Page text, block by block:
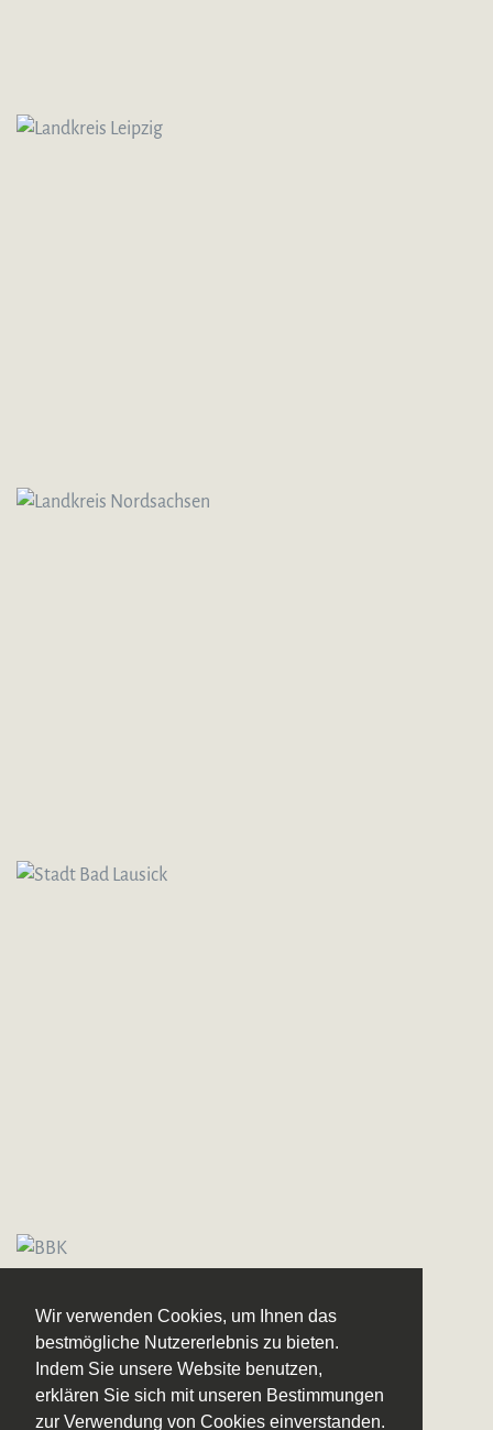
Wir verwenden Cookies, um Ihnen das
bestmögliche Nutzererlebnis zu bieten.
Indem Sie unsere Website benutzen,
erklären Sie sich mit unseren Bestimmungen
zur Verwendung von Cookies einverstanden.